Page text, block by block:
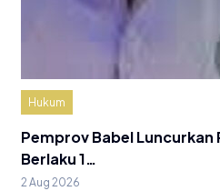
Hukum
Pemprov Babel Luncurkan
Berlaku 1…
2 Aug 2026